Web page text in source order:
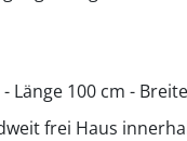
Länge 100 cm -
frei Haus